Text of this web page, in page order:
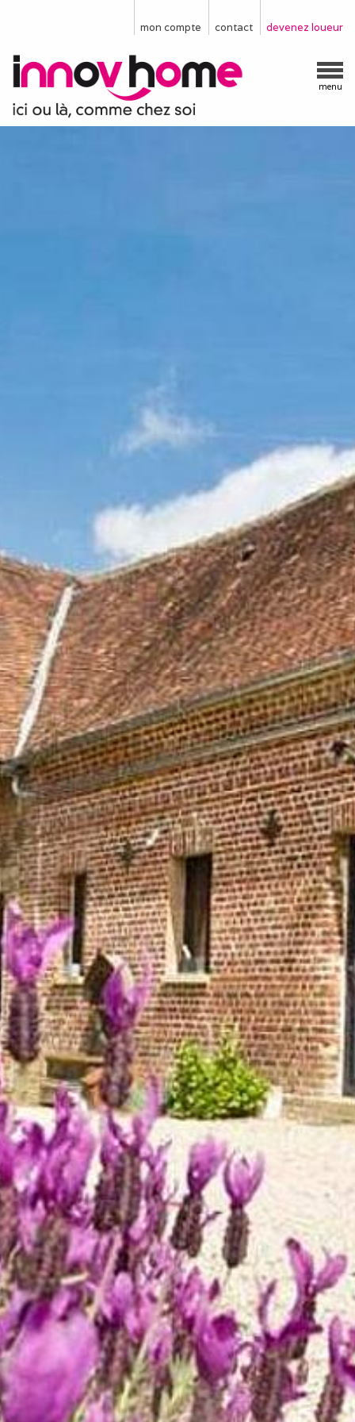
devenez loueur
contact
mon compte
menu